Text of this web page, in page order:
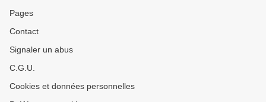
Pages
Contact
Signaler un abus
C.G.U.
Cookies et données personnelles